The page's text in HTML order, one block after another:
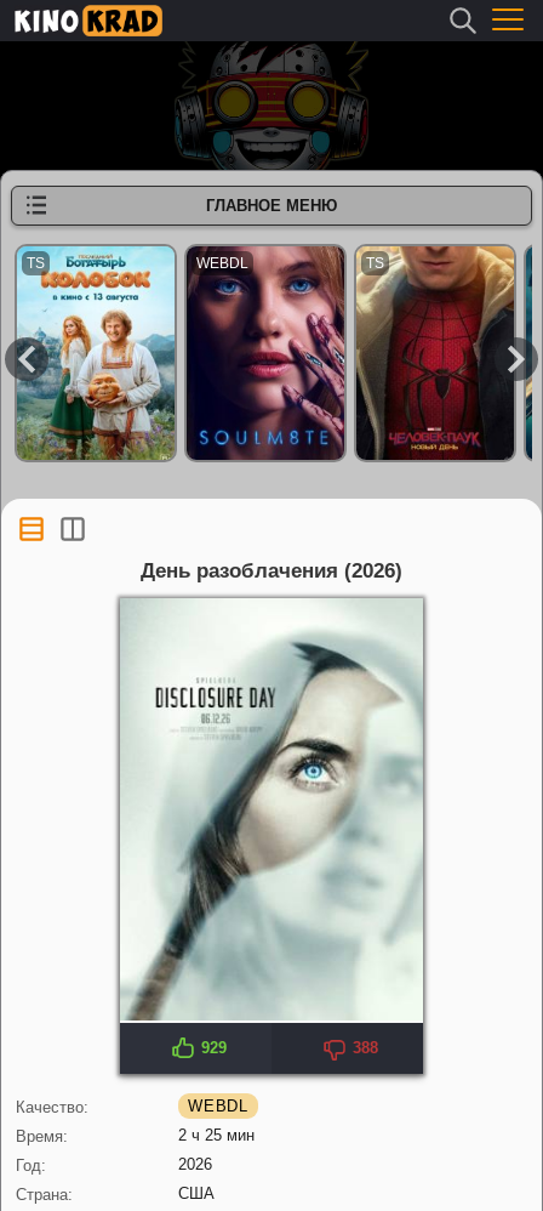
День разоблачения (2026)
IMDB: 6.7 KP: 6.3
929 388
Качество:
WEBDL
Время:
2 ч 25 мин
Год:
2026
Страна:
США
ГЛАВНОЕ МЕНЮ